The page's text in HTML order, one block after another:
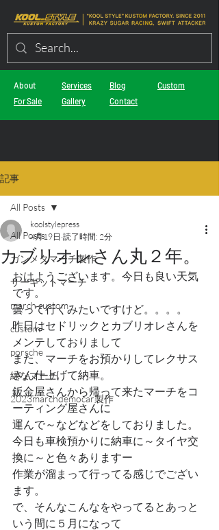
About
For Sale
Services
Gallery
Blog
Contact
Custom
記事
All Posts
ガンメタマーチ製作
サーキットマーチ
march custom
custom
porsche
緑なマーチ
2023marchdemocar製作
All Posts
カブリオレさん丸２年。
koolstylepress
4月19日 読了時間: 2分
おはようございます。今日も良い天気
です。
曇って行くみたいですけど。。。。
昨日はセドリックとカブリオレさんを
メンテしておりまして
また、マーチをお預かりしてレクサス
さん仕上げて納車。
鈑金屋さんから帰って来たマーチをコ
ーティング屋さんに
運んで～などなどをしておりました。
今日も車検預かりに納車に～タイヤ交
換に～と色々ありますー
作業が溜まって行ってる感じでござい
ます。
で、そんなこんなをやってるとあっと
いう間に５月になって